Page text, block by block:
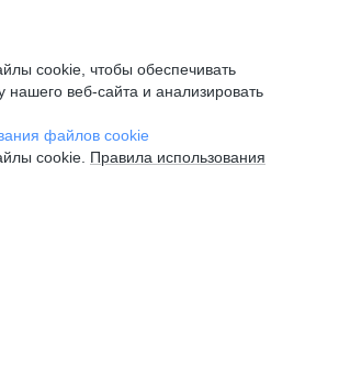
cookie, чтобы обеспечивать
нашего веб-сайта и анализировать
файлов cookie
cookie. Правила использования